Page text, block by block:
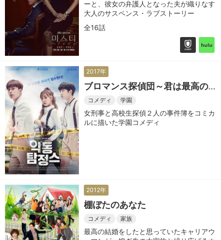
ーと、彼女の弁護人となった夫が織りなす
大人のサスペンス・ラブストーリー
全16話
2017年
ブロマンス探偵団～君は最高の
パートナー～
コメディ 学園
女刑事と高校生探偵２人の事件簿をコミカ
ルに描いた学園コメディ
2012年
棚ぼたのあなた
コメディ 家族
最高の結婚をしたと思っていたキャリアウ